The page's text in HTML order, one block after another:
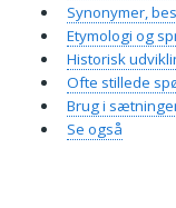
Synonymer,
Etymologi og
Historisk
Ofte stillede
Brug i
Se også